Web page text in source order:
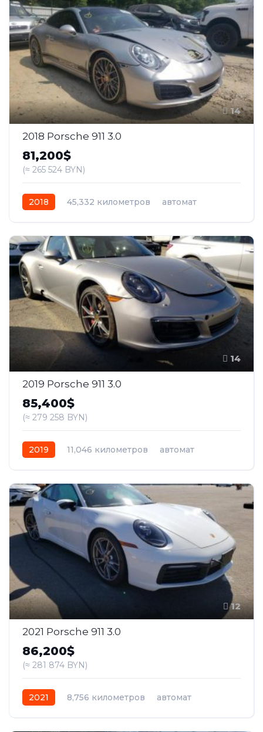
14
2018 Porsche 911 3.0
81,200$
(≈ 265 524 BYN)
2018 45,332 километров
автомат
14
2019 Porsche 911 3.0
85,400$
(≈ 279 258 BYN)
2019 11,046 километров
автомат
12
2021 Porsche 911 3.0
86,200$
(≈ 281 874 BYN)
2021 8,756 километров
автомат